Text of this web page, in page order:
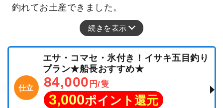
釣れてお土産できました。
続きを表示
仕立
エサ・コマセ・氷付き！イサキ五目釣り
プラン★船長おすすめ★
84,000 円/隻
3,000ポイント還元